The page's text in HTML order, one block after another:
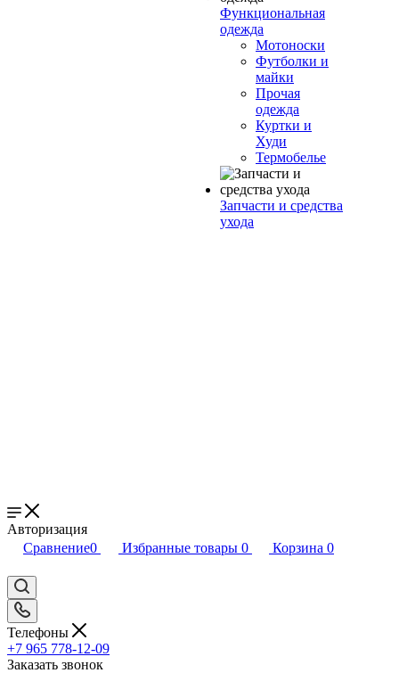
Функциональная
одежда
Мотоноски
Футболки и
майки
Прочая
одежда
Куртки и
Худи
Термобелье
Запчасти и средства
ухода
Авторизация
Сравнение0 Избранные товары 0 Корзина 0
Телефоны
+7 965 778-12-09
Заказать звонок